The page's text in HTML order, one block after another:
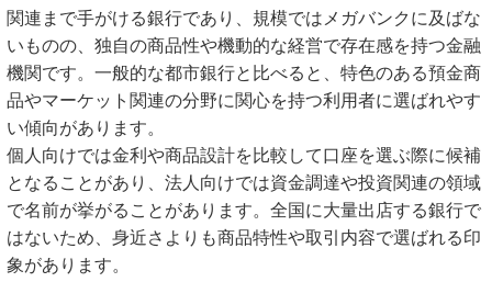
関連まで手がける銀行であり、規模ではメガバンクに及ばな
いものの、独自の商品性や機動的な経営で存在感を持つ金融
機関です。一般的な都市銀行と比べると、特色のある預金商
品やマーケット関連の分野に関心を持つ利用者に選ばれやす
い傾向があります。
個人向けでは金利や商品設計を比較して口座を選ぶ際に候補
となることがあり、法人向けでは資金調達や投資関連の領域
で名前が挙がることがあります。全国に大量出店する銀行で
はないため、身近さよりも商品特性や取引内容で選ばれる印
象があります。